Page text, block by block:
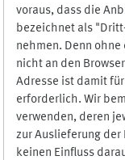
voraus, dass die
bezeichnet als
nehmen. Denn
nicht an den
Adresse ist damit
erforderlich. Wir
verwenden, deren
zur Auslieferung der
keinen Einfluss